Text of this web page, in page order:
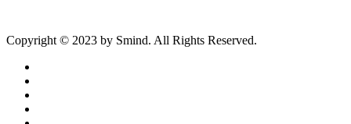
Copyright © 2023 by Smind. All Rights Reserved.